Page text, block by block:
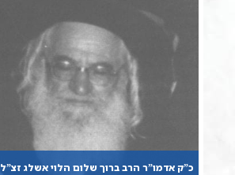
כ”ק אדמו”ר הרב ברוך שלום הלוי אשלג זצ”ל